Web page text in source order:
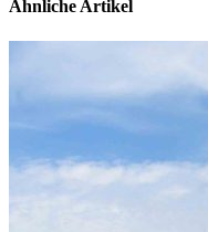
Ähnliche Artikel